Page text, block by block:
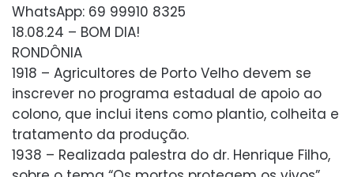
WhatsApp: 69 99910 8325
18.08.24 – BOM DIA!
RONDÔNIA
1918 – Agricultores de Porto Velho devem se
inscrever no programa estadual de apoio ao
colono, que inclui itens como plantio, colheita e
tratamento da produção.
1938 – Realizada palestra do dr. Henrique Filho,